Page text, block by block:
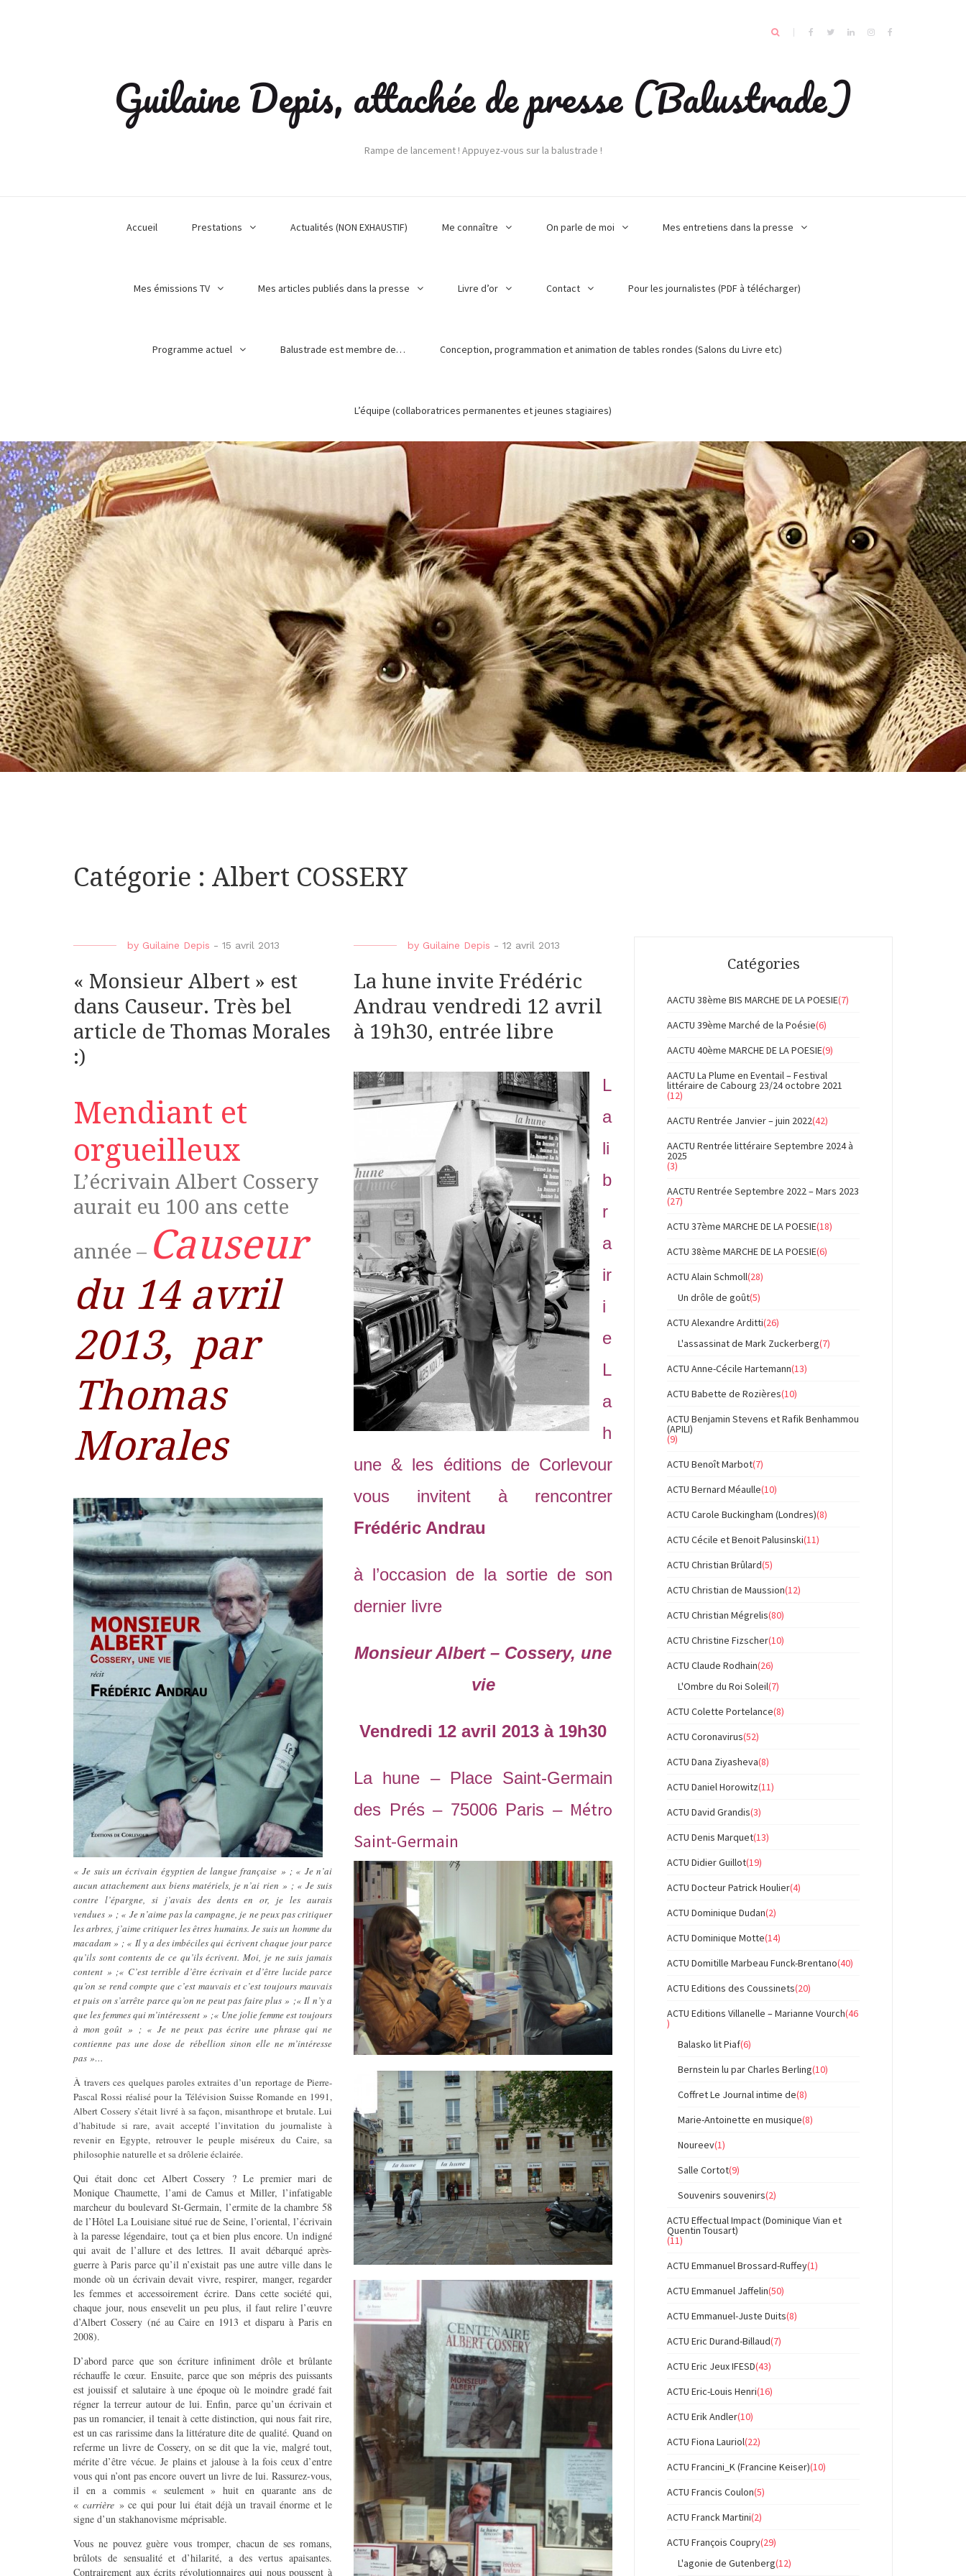
Guilaine Depis, attachée de presse (Balustrade)
Rampe de lancement ! Appuyez-vous sur la balustrade !
Accueil Prestations Actualités (NON EXHAUSTIF) Me connaître On parle de moi Mes entretiens dans la presse
Mes émissions TV Mes articles publiés dans la presse Livre d’or Contact Pour les journalistes (PDF à télécharger)
Programme actuel Balustrade est membre de… Conception, programmation et animation de tables rondes (Salons du Livre etc)
L’équipe (collaboratrices permanentes et jeunes stagiaires)
Catégorie : Albert COSSERY
by Guilaine Depis - 15 avril 2013
« Monsieur Albert » est
dans Causeur. Très bel
article de Thomas Morales
:)
Mendiant et
orgueilleux
L’écrivain Albert Cossery
aurait eu 100 ans cette
année – Causeur
du 14 avril
2013, par
Thomas
Morales
« Je suis un écrivain égyptien de langue française » ; « Je n’ai
aucun attachement aux biens matériels, je n’ai rien » ; « Je suis
contre l’épargne, si j’avais des dents en or, je les aurais
vendues » ; « Je n’aime pas la campagne, je ne peux pas critiquer
les arbres, j’aime critiquer les êtres humains. Je suis un homme du
macadam » ; « Il y a des imbéciles qui écrivent chaque jour parce
qu’ils sont contents de ce qu’ils écrivent. Moi, je ne suis jamais
content » ;« C’est terrible d’être écrivain et d’être lucide parce
qu’on se rend compte que c’est mauvais et c’est toujours mauvais
et puis on s’arrête parce qu’on ne peut pas faire plus » ;« Il n’y a
que les femmes qui m’intéressent » ;« Une jolie femme est toujours
à mon goût » ; « Je ne peux pas écrire une phrase qui ne
contienne pas une dose de rébellion sinon elle ne m’intéresse
pas »…
À travers ces quelques paroles extraites d’un reportage de Pierre-
Pascal Rossi réalisé pour la Télévision Suisse Romande en 1991,
Albert Cossery s’était livré à sa façon, misanthrope et brutale. Lui
d’habitude si rare, avait accepté l’invitation du journaliste à
revenir en Egypte, retrouver le peuple miséreux du Caire, sa
philosophie naturelle et sa drôlerie éclairée.
Qui était donc cet Albert Cossery ? Le premier mari de
Monique Chaumette, l’ami de Camus et Miller, l’infatigable
marcheur du boulevard St-Germain, l’ermite de la chambre 58
de l’Hôtel La Louisiane situé rue de Seine, l’oriental, l’écrivain
à la paresse légendaire, tout ça et bien plus encore. Un indigné
qui avait de l’allure et des lettres. Il avait débarqué après-
guerre à Paris parce qu’il n’existait pas une autre ville dans le
monde où un écrivain devait vivre, respirer, manger, regarder
les femmes et accessoirement écrire. Dans cette société qui,
chaque jour, nous ensevelit un peu plus, il faut relire l’œuvre
d’Albert Cossery (né au Caire en 1913 et disparu à Paris en
2008).
D’abord parce que son écriture infiniment drôle et brûlante
réchauffe le cœur. Ensuite, parce que son mépris des puissants
est jouissif et salutaire à une époque où le moindre gradé fait
régner la terreur autour de lui. Enfin, parce qu’un écrivain et
pas un romancier, il tenait à cette distinction, qui nous fait rire,
est un cas rarissime dans la littérature dite de qualité. Quand on
referme un livre de Cossery, on se dit que la vie, malgré tout,
mérite d’être vécue. Je plains et jalouse à la fois ceux d’entre
vous qui n’ont pas encore ouvert un livre de lui. Rassurez-vous,
il en a commis « seulement » huit en quarante ans de
«carrière » ce qui pour lui était déjà un travail énorme et le
signe d’un stakhanovisme méprisable.
Vous ne pouvez guère vous tromper, chacun de ses romans,
brûlots de sensualité et d’hilarité, a des vertus apaisantes.
Contrairement aux écrits révolutionnaires qui nous poussent à
by Guilaine Depis - 12 avril 2013
La hune invite Frédéric
Andrau vendredi 12 avril
à 19h30, entrée libre
L
a
li
b
r
a
ir
i
e
L
a
h
une & les éditions de Corlevour
vous invitent à rencontrer
Frédéric Andrau
à l’occasion de la sortie de son
dernier livre
Monsieur Albert – Cossery, une
vie
Vendredi 12 avril 2013 à 19h30
La hune – Place Saint-Germain
des Prés – 75006 Paris – Métro
Saint-Germain
Catégories
AACTU 38ème BIS MARCHE DE LA POESIE(7)
AACTU 39ème Marché de la Poésie(6)
AACTU 40ème MARCHE DE LA POESIE(9)
AACTU La Plume en Eventail – Festival
littéraire de Cabourg 23/24 octobre 2021
(12)
AACTU Rentrée Janvier – juin 2022(42)
AACTU Rentrée littéraire Septembre 2024 à
2025
(3)
AACTU Rentrée Septembre 2022 – Mars 2023
(27)
ACTU 37ème MARCHE DE LA POESIE(18)
ACTU 38ème MARCHE DE LA POESIE(6)
ACTU Alain Schmoll(28)
Un drôle de goût(5)
ACTU Alexandre Arditti(26)
L'assassinat de Mark Zuckerberg(7)
ACTU Anne-Cécile Hartemann(13)
ACTU Babette de Rozières(10)
ACTU Benjamin Stevens et Rafik Benhammou
(APILI)
(9)
ACTU Benoît Marbot(7)
ACTU Bernard Méaulle(10)
ACTU Carole Buckingham (Londres)(8)
ACTU Cécile et Benoit Palusinski(11)
ACTU Christian Brûlard(5)
ACTU Christian de Maussion(12)
ACTU Christian Mégrelis(80)
ACTU Christine Fizscher(10)
ACTU Claude Rodhain(26)
L'Ombre du Roi Soleil(7)
ACTU Colette Portelance(8)
ACTU Coronavirus(52)
ACTU Dana Ziyasheva(8)
ACTU Daniel Horowitz(11)
ACTU David Grandis(3)
ACTU Denis Marquet(13)
ACTU Didier Guillot(19)
ACTU Docteur Patrick Houlier(4)
ACTU Dominique Dudan(2)
ACTU Dominique Motte(14)
ACTU Domitille Marbeau Funck-Brentano(40)
ACTU Editions des Coussinets(20)
ACTU Editions Villanelle – Marianne Vourch(46
)
Balasko lit Piaf(6)
Bernstein lu par Charles Berling(10)
Coffret Le Journal intime de(8)
Marie-Antoinette en musique(8)
Noureev(1)
Salle Cortot(9)
Souvenirs souvenirs(2)
ACTU Effectual Impact (Dominique Vian et
Quentin Tousart)
(11)
ACTU Emmanuel Brossard-Ruffey(1)
ACTU Emmanuel Jaffelin(50)
ACTU Emmanuel-Juste Duits(8)
ACTU Eric Durand-Billaud(7)
ACTU Eric Jeux IFESD(43)
ACTU Eric-Louis Henri(16)
ACTU Erik Andler(10)
ACTU Fiona Lauriol(22)
ACTU Francini_K (Francine Keiser)(10)
ACTU Francis Coulon(5)
ACTU Franck Martini(2)
ACTU François Coupry(29)
L'agonie de Gutenberg(12)